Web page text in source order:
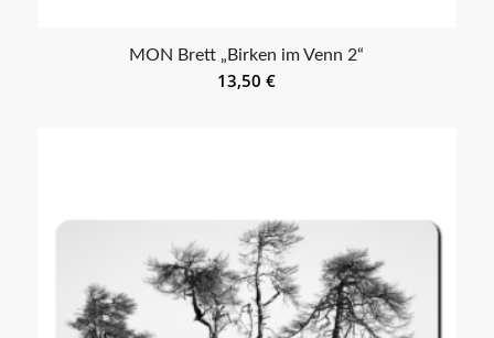
MON Brett „Birken im Venn 2“
13,50€